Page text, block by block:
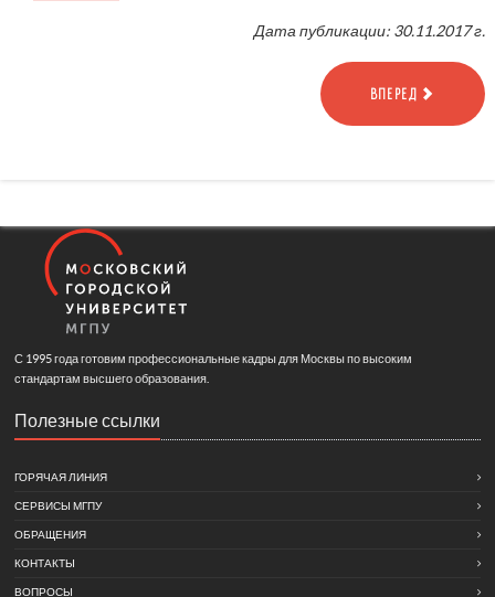
Дата публикации: 30.11.2017 г.
ВПЕРЕД
С 1995 года готовим профессиональные кадры для Москвы по высоким
стандартам высшего образования.
Полезные ссылки
ГОРЯЧАЯ ЛИНИЯ
СЕРВИСЫ МГПУ
ОБРАЩЕНИЯ
КОНТАКТЫ
ВОПРОСЫ